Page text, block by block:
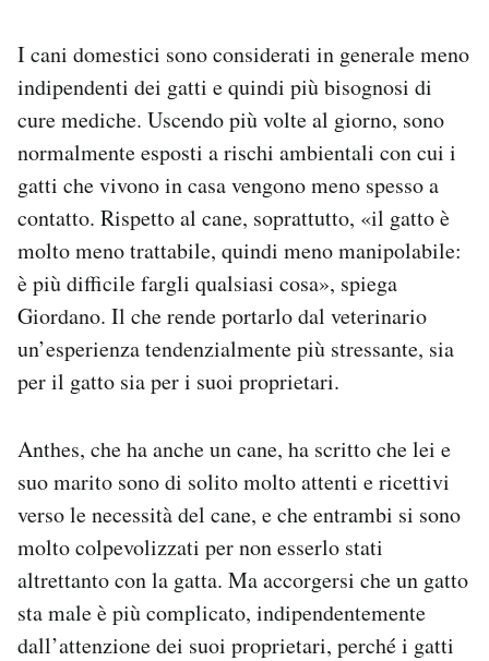
I cani domestici sono considerati in generale meno
indipendenti dei gatti e quindi più bisognosi di
cure mediche. Uscendo più volte al giorno, sono
normalmente esposti a rischi ambientali con cui i
gatti che vivono in casa vengono meno spesso a
contatto. Rispetto al cane, soprattutto, «il gatto è
molto meno trattabile, quindi meno manipolabile:
è più difficile fargli qualsiasi cosa», spiega
Giordano. Il che rende portarlo dal veterinario
un’esperienza tendenzialmente più stressante, sia
per il gatto sia per i suoi proprietari.
Anthes, che ha anche un cane, ha scritto che lei e
suo marito sono di solito molto attenti e ricettivi
verso le necessità del cane, e che entrambi si sono
molto colpevolizzati per non esserlo stati
altrettanto con la gatta. Ma accorgersi che un gatto
sta male è più complicato, indipendentemente
dall’attenzione dei suoi proprietari, perché i gatti